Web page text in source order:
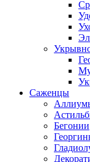
Саженцы
Бегонии